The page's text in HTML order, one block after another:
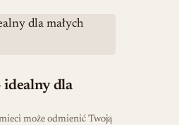
idealny dla
może odmienić Twoją
dla małych przestrzeni